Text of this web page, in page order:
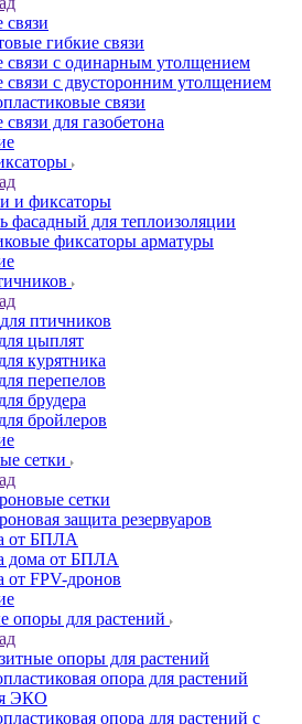
связи
гибкие связи
связи с одинарным утолщением
связи с двусторонним утолщением
связи
для газобетона
и фиксаторы
фасадный для теплоизоляции
фиксаторы арматуры
птичников
цыплят
курятника
перепелов
брудера
бройлеров
сетки
сетки
защита резервуаров
от БПЛА
дома от БПЛА
от FPV-дронов
опоры для растений
опоры для растений
опора для растений
ЭКО
опора для растений с